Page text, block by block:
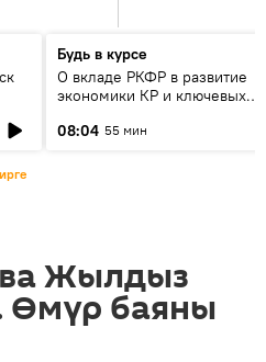
Будь в курсе
О вкладе РКФР в развитие
экономики КР и ключевых
08:04 55 мин
Жылдыз
Өмүр баяны